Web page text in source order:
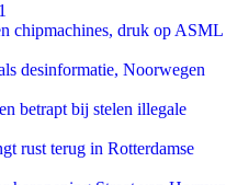
chipmachines, druk op ASML
desinformatie, Noorwegen
betrapt bij stelen illegale
rust terug in Rotterdamse